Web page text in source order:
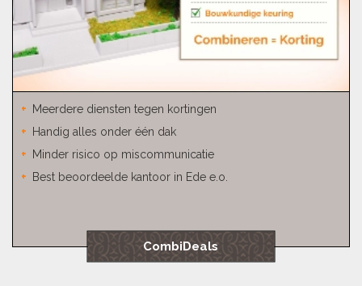
Meerdere diensten tegen kortingen
Handig alles onder één dak
Minder risico op miscommunicatie
Best beoordeelde kantoor in Ede e.o.
CombiDeals